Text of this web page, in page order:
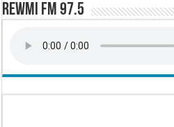
Rewmi FM 97.5